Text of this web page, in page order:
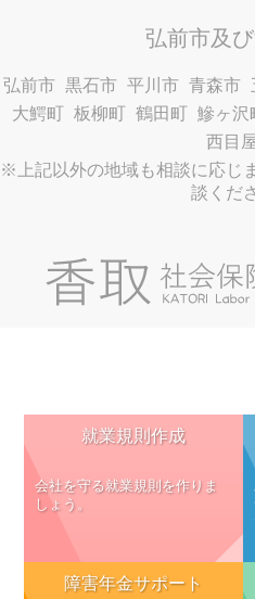
弘前市及
弘前市 黒石市 平川市 青森市
大鰐町 板柳町 鶴田町 鰺ヶ沢
西目
※上記以外の地域も相談に応じ
談くだ
就業規則作成
会社を守る就業規則を作りま
しょう。
障害年金サポート